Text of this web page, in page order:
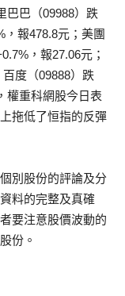
巴巴（09988）跌
，報478.8元；美團
，報27.06元；
度（09888）跌
權重科網股今日表
拖低了恒指的反彈
別股份的評論及分
料的完整及真確
要注意股價波動的
份。